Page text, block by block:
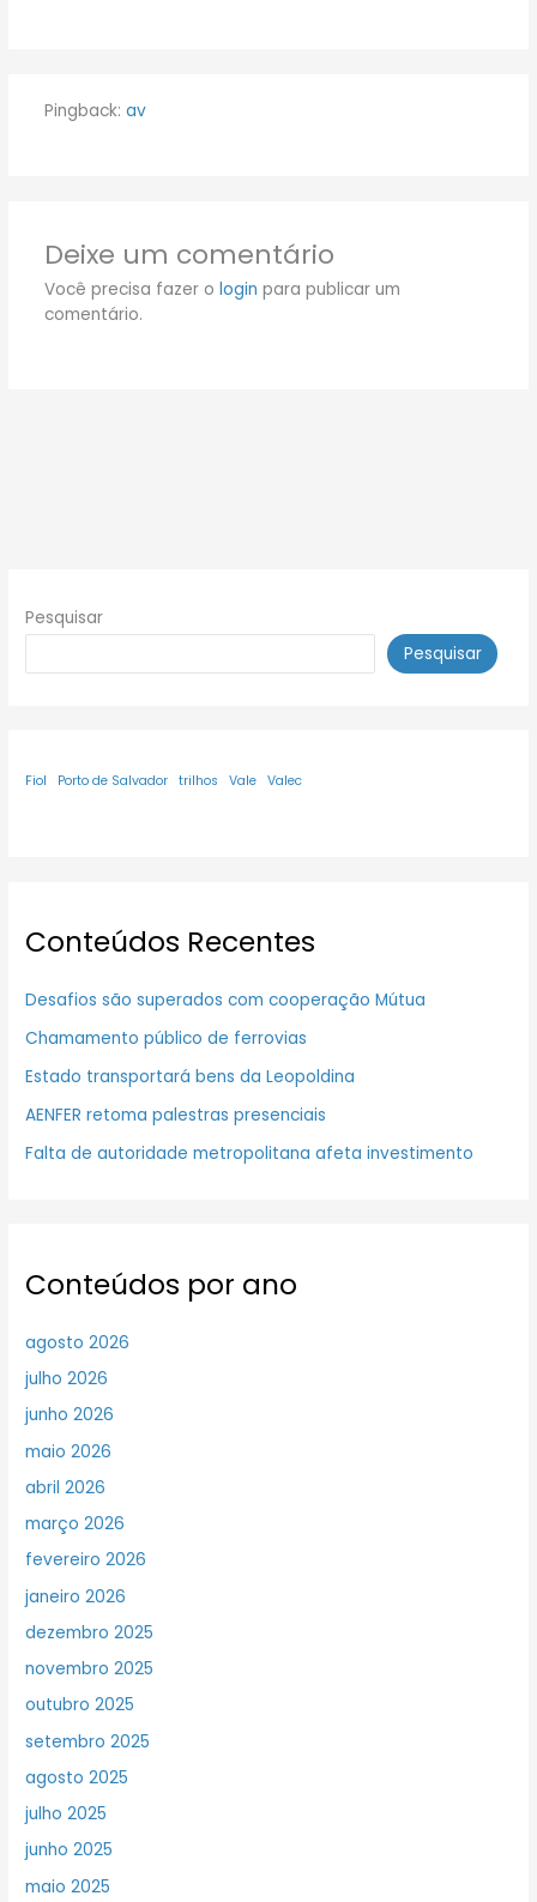
Pingback: av
Deixe um comentário
Você precisa fazer o login para publicar um
comentário.
Pesquisar
Pesquisar
Fiol Porto de Salvador trilhos Vale Valec
Conteúdos Recentes
Desafios são superados com cooperação Mútua
Chamamento público de ferrovias
Estado transportará bens da Leopoldina
AENFER retoma palestras presenciais
Falta de autoridade metropolitana afeta investimento
Conteúdos por ano
agosto 2026
julho 2026
junho 2026
maio 2026
abril 2026
março 2026
fevereiro 2026
janeiro 2026
dezembro 2025
novembro 2025
outubro 2025
setembro 2025
agosto 2025
julho 2025
junho 2025
maio 2025